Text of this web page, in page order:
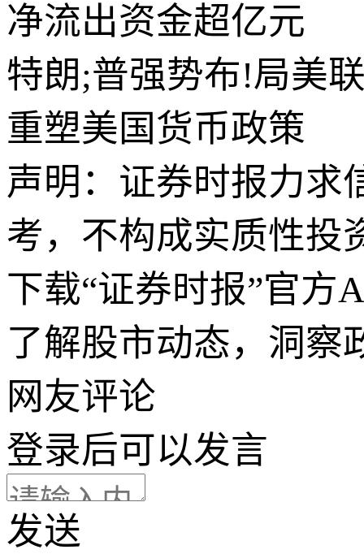
净流出资金超亿元
特朗;普强势布!局美
重塑美国货币政策
声明：证券时报力求
考，不构成实质性投
下载“证券时报”官方
了解股市动态，洞察
网友评论
登录后可以发言
发送